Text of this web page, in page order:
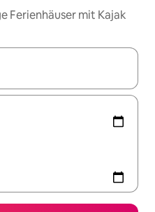
Ferienhäuser mit Kajak
navigiere mit den